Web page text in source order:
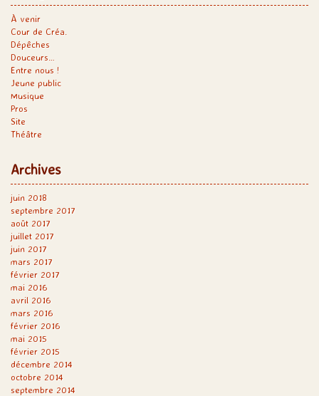
À venir
Cour de Créa.
Dépêches
Douceurs…
Entre nous !
Jeune public
Musique
Pros
Site
Théâtre
Archives
juin 2018
septembre 2017
août 2017
juillet 2017
juin 2017
mars 2017
février 2017
mai 2016
avril 2016
mars 2016
février 2016
mai 2015
février 2015
décembre 2014
octobre 2014
septembre 2014